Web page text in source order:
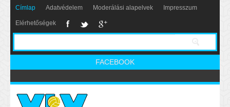
Címlap Adatvédelem Moderálási alapelvek Impresszum
Elérhetőségek
FACEBOOK